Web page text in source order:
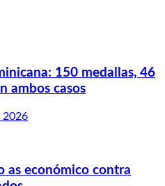
150 medallas, 46
ambos casos
2026
as económico contra